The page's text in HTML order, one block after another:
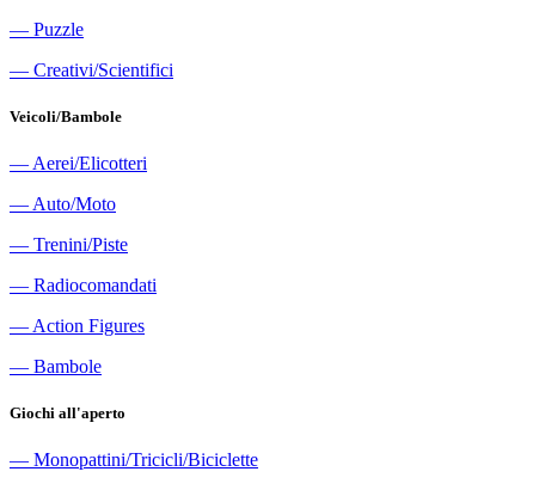
― Puzzle
― Creativi/Scientifici
Veicoli/Bambole
― Aerei/Elicotteri
― Auto/Moto
― Trenini/Piste
― Radiocomandati
― Action Figures
― Bambole
Giochi all'aperto
― Monopattini/Tricicli/Biciclette